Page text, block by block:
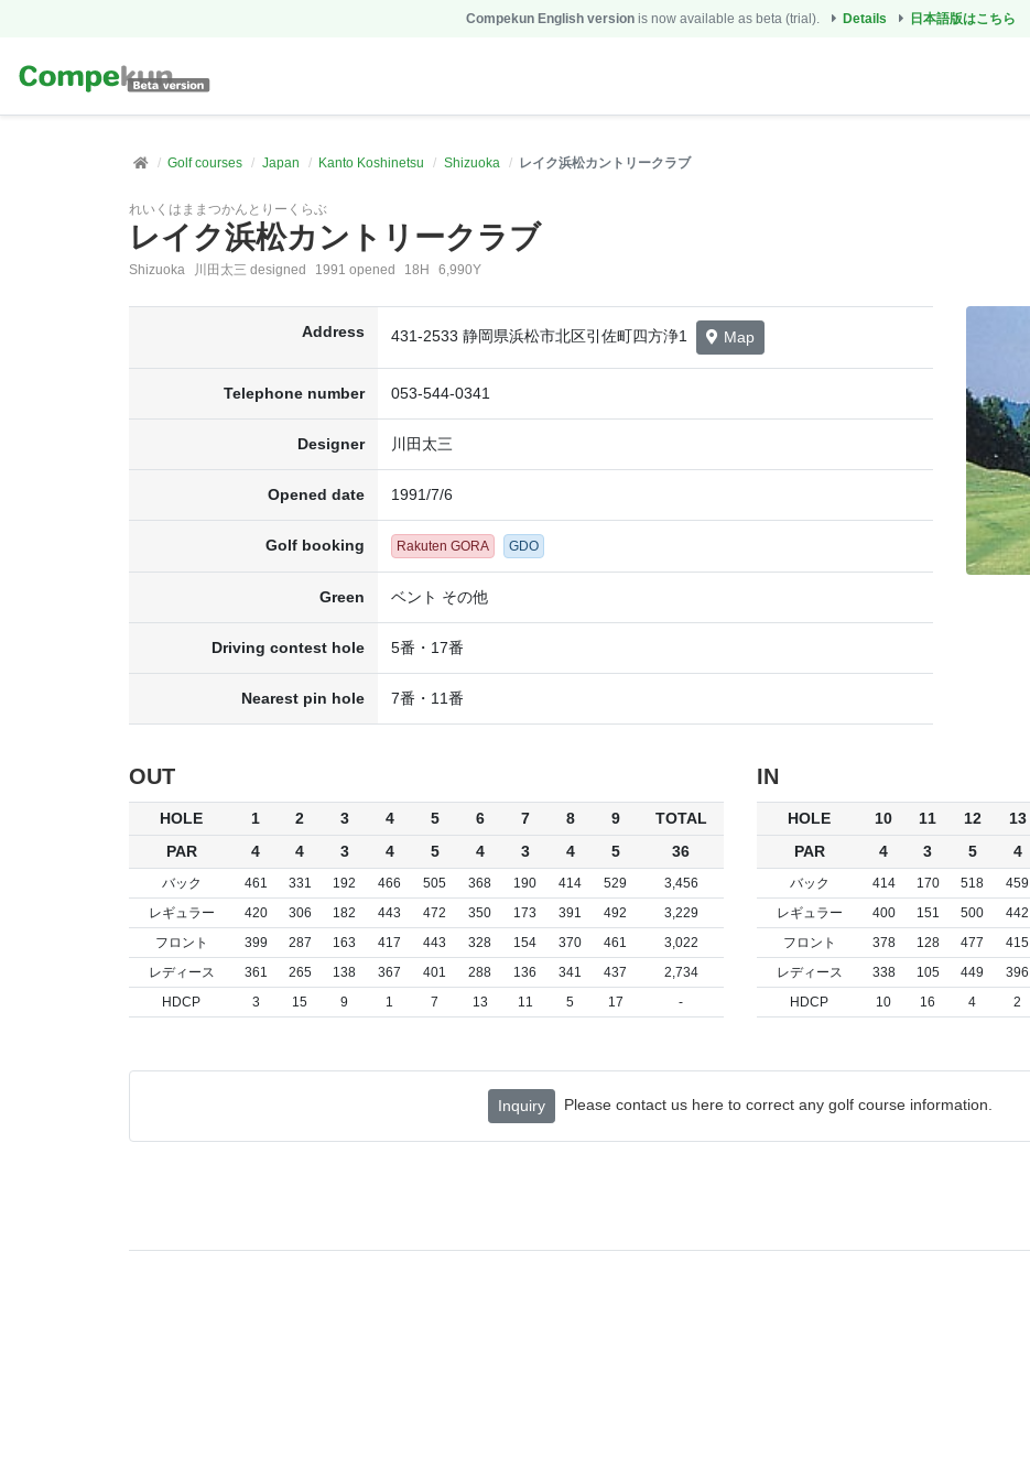
Compekun English versionis now available as beta (trial). Details 日本語版はこちら
Golf courses Japan Kanto Koshinetsu Shizuoka レイク浜松カントリークラブ
れいくはままつかんとりーくらぶ
レイク浜松カントリークラブ
Shizuoka 川田太三 designed 1991 opened 18H 6,990Y
Address 431-2533 静岡県浜松市北区引佐町四方浄1 Map
Telephone number 053-544-0341
Designer 川田太三
Opened date 1991/7/6
Golf booking Rakuten GORA GDO
Green ベント その他
Driving contest hole 5番・17番
Nearest pin hole 7番・11番
OUT
HOLE 1 2 3 4 5 6 7 8 9
TOTAL
PAR
4 4 3 4 5 4 3 4 5 36
バック 461 331 192 466 505 368 190 414 529
3,456
レギュラー
420 306 182 443 472 350 173 391 492
3,229
フロント
399 287 163 417 443 328 154 370 461
3,022
レディース
361 265 138 367 401 288 136 341 437
2,734
HDCP
3 15 9 1 7 13 11 5 17 -
IN
HOLE 10 11 12 13
PAR
4 3 5 4
バック 414 170 518 459
レギュラー
400 151 500 442
フロント
378 128 477 415
レディース
338 105 449 396
HDCP
10 16 4 2
Inquiry Please contact us here to correct any golf course information.